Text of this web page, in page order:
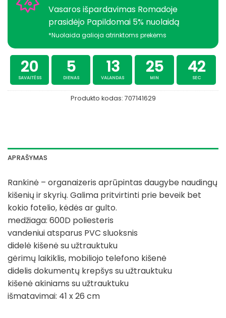
Vasaros išpardavimas Romadoje
prasidėjo Papildomai 5% nuolaidą
*Nuolaida galioja atrinktoms prekėms
20
SAVAITĖSS
5
DIENAS
13
VALANDAS
25
MIN
42
SEC
Produkto kodas: 707141629
APRAŠYMAS
Rankinė – organaizeris aprūpintas daugybe naudingų
kišenių ir skyrių. Galima pritvirtinti prie beveik bet
kokio fotelio, kėdės ar gulto.
medžiaga: 600D poliesteris
vandeniui atsparus PVC sluoksnis
didelė kišenė su užtrauktuku
gėrimų laikiklis, mobiliojo telefono kišenė
didelis dokumentų krepšys su užtrauktuku
kišenė akiniams su užtrauktuku
išmatavimai: 41 x 26 cm